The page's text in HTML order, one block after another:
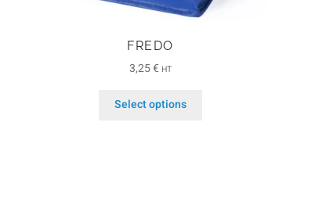
FREDO
3,25€ HT
Select options